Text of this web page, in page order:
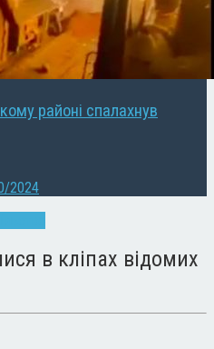
районі спалахнув
2024
в кліпах відомих